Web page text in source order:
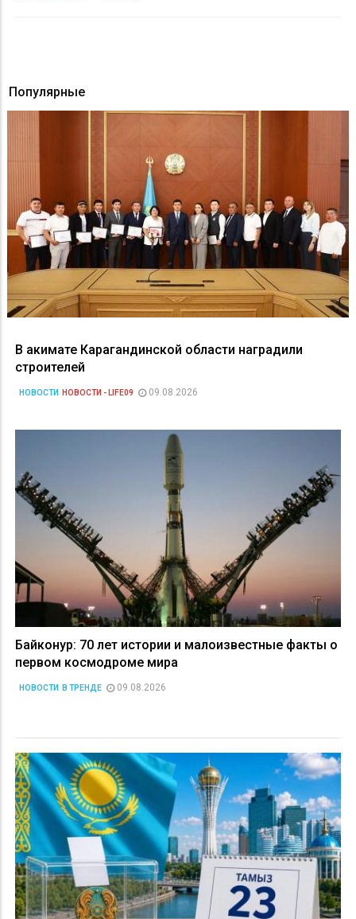
Популярные
В акимате Карагандинской области наградили
строителей
НОВОСТИ НОВОСТИ - LIFE09 09.08.2026
Байконур: 70 лет истории и малоизвестные факты о
первом космодроме мира
НОВОСТИ В ТРЕНДЕ 09.08.2026